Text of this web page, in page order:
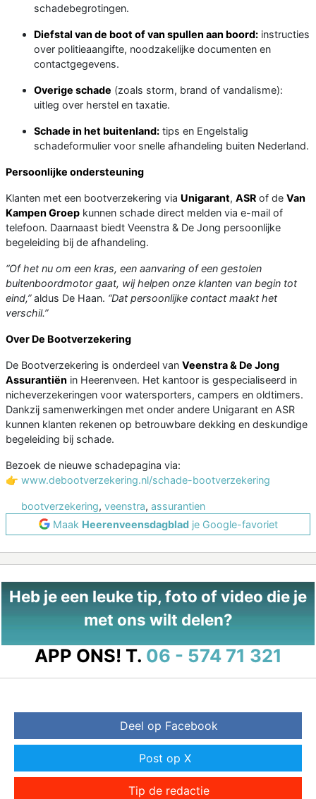
schadebegrotingen.
Diefstal van de boot of van spullen aan boord: instructies
over politieaangifte, noodzakelijke documenten en
contactgegevens.
Overige schade (zoals storm, brand of vandalisme):
uitleg over herstel en taxatie.
Schade in het buitenland: tips en Engelstalig
schadeformulier voor snelle afhandeling buiten Nederland.
Persoonlijke ondersteuning
Klanten met een bootverzekering via Unigarant, ASR of de Van
Kampen Groep kunnen schade direct melden via e-mail of
telefoon. Daarnaast biedt Veenstra & De Jong persoonlijke
begeleiding bij de afhandeling.
“Of het nu om een kras, een aanvaring of een gestolen
buitenboordmotor gaat, wij helpen onze klanten van begin tot
eind,”aldus De Haan. “Dat persoonlijke contact maakt het
verschil.”
Over De Bootverzekering
De Bootverzekering is onderdeel van Veenstra & De Jong
Assurantiën in Heerenveen. Het kantoor is gespecialiseerd in
nicheverzekeringen voor watersporters, campers en oldtimers.
Dankzij samenwerkingen met onder andere Unigarant en ASR
kunnen klanten rekenen op betrouwbare dekking en deskundige
begeleiding bij schade.
Bezoek de nieuwe schadepagina via:
👉 www.debootverzekering.nl/schade-bootverzekering
bootverzekering, veenstra, assurantien
Maak Heerenveensdagbladje Google-favoriet
Heb je een leuke tip, foto of video die je
met ons wilt delen?
APP ONS! T. 06 - 574 71 321
Deel op Facebook
Post op X
Tip de redactie